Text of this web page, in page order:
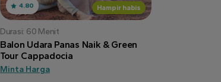
Hampir habis
4.80
Durasi: 60 Menit
Balon Udara Panas Naik & Green
Tour Cappadocia
Minta Harga